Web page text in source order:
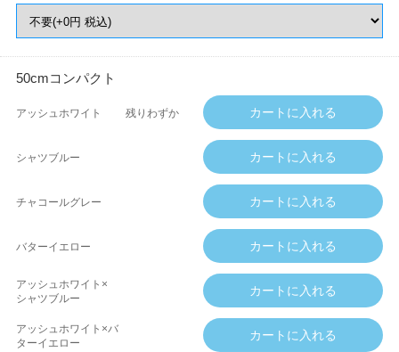
50cmコンパクト
アッシュホワイト 残りわずか
シャツブルー
チャコールグレー
バターイエロー
アッシュホワイト×
シャツブルー
アッシュホワイト×バ
ターイエロー